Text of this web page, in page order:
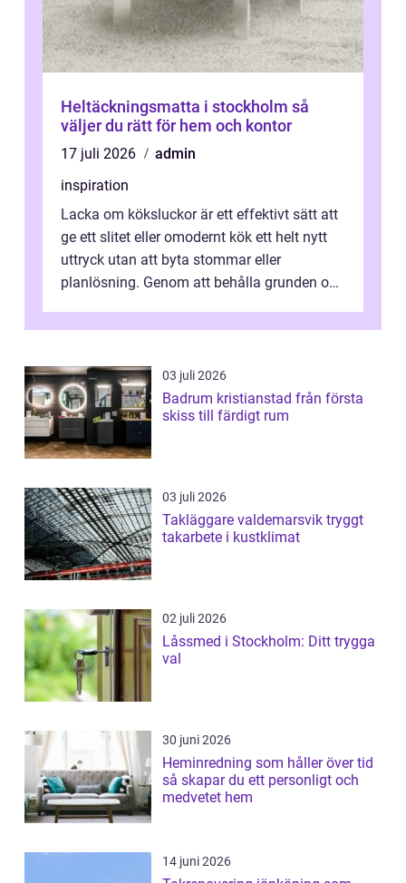
Heltäckningsmatta i stockholm så
väljer du rätt för hem och kontor
17 juli 2026
admin
inspiration
Lacka om köksluckor är ett effektivt sätt att
ge ett slitet eller omodernt kök ett helt nytt
uttryck utan att byta stommar eller
planlösning. Genom att behålla grunden och
03 juli 2026
Badrum kristianstad från första
skiss till färdigt rum
03 juli 2026
Takläggare valdemarsvik tryggt
takarbete i kustklimat
02 juli 2026
Låssmed i Stockholm: Ditt trygga
val
30 juni 2026
Heminredning som håller över tid
så skapar du ett personligt och
medvetet hem
14 juni 2026